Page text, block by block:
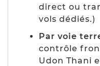
direct ou
vols dédiés.)
Par voie
contrôle
Udon Thani